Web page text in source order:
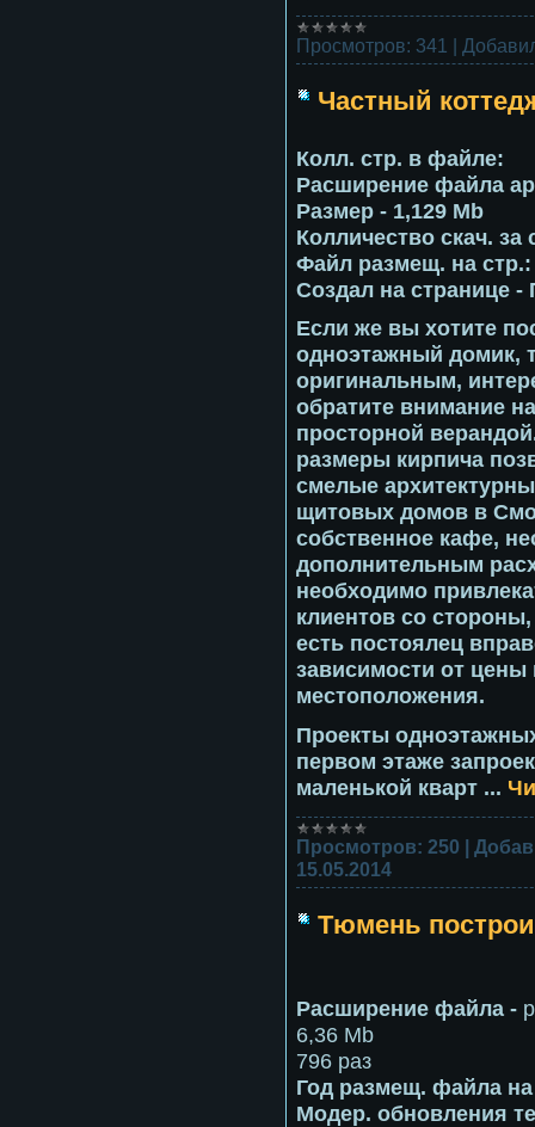
Просмотров: 341 |
Частный
Колл. стр. в файле:
Расширение файла
Размер - 1,129 Mb
Колличество скач.
Файл размещ. на
Создал на странице -
Если же вы хотите
одноэтажный домик,
оригинальным,
обратите внимание
просторной
размеры кирпича
смелые
щитовых домов в
собственное кафе,
дополнительным
необходимо
клиентов со
есть постоялец
зависимости от цены
местоположения.
Проекты
первом этаже
маленькой кварт ...
Просмотров: 250 |
15.05.2014
Тюмень
Расширение файла -
6,36 Mb
796 раз
Год размещ. файла
Модер. обновления